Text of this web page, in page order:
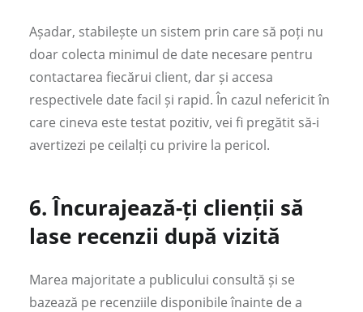
Așadar, stabilește un sistem prin care să poți nu
doar colecta minimul de date necesare pentru
contactarea fiecărui client, dar și accesa
respectivele date facil și rapid. În cazul nefericit în
care cineva este testat pozitiv, vei fi pregătit să-i
avertizezi pe ceilalți cu privire la pericol.
6.Încurajează-ți clienții să
lase recenzii după vizită
Marea majoritate a publicului consultă și se
bazează pe recenziile disponibile înainte de a